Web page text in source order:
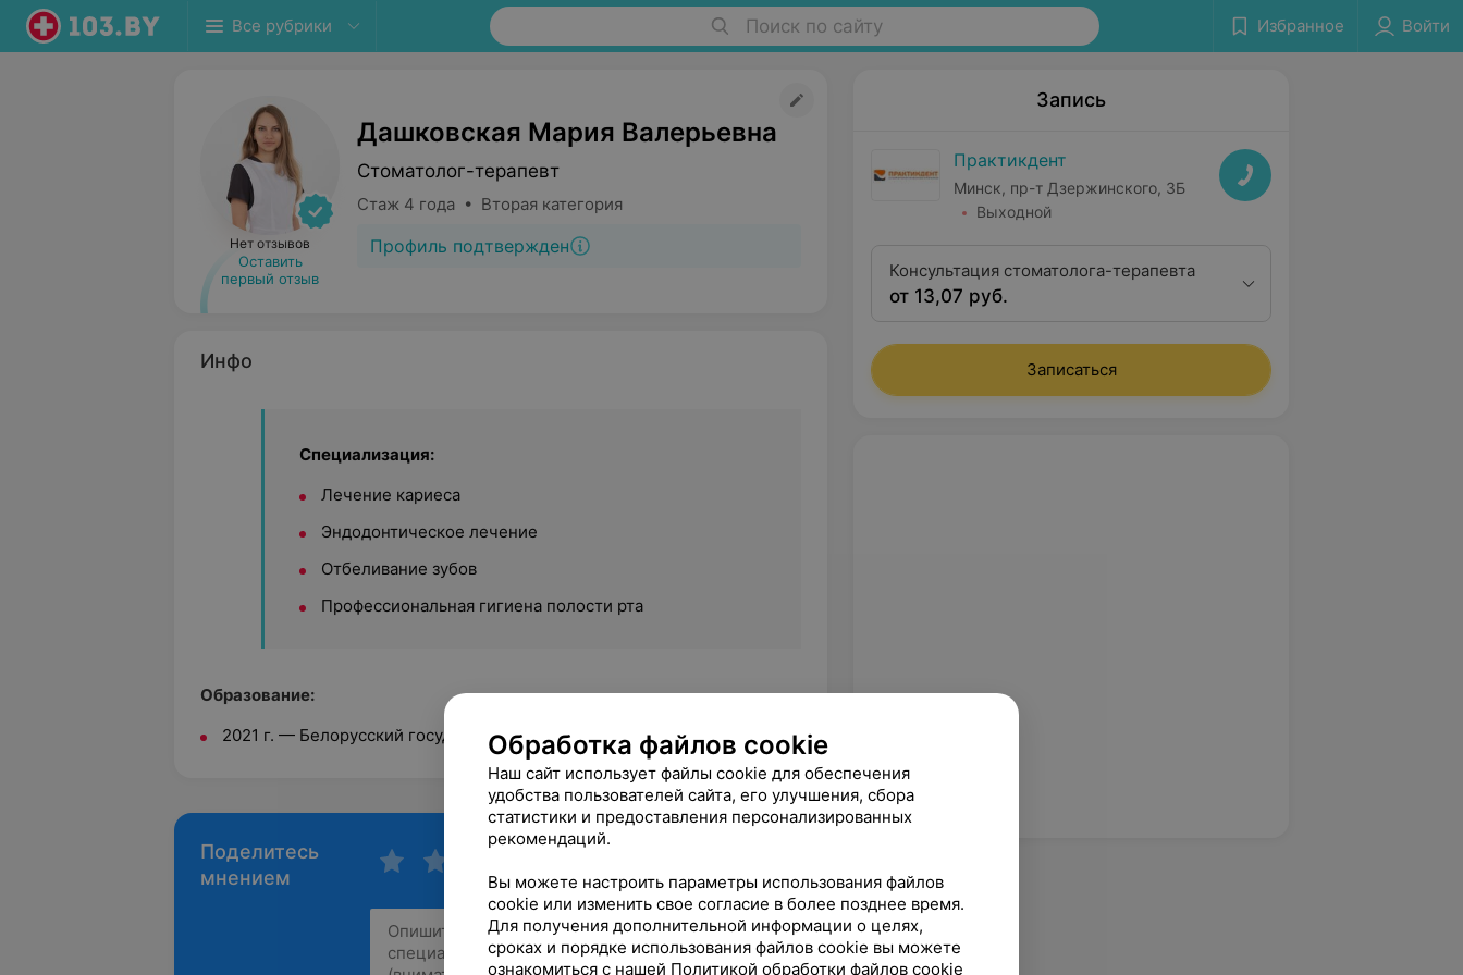
Все рубрики Поиск по сайту Избранное Войти
Нет отзывов
Оставить
первый отзыв
Дашковская Мария Валерьевна
Стоматолог-терапевт
Стаж 4 года • Вторая категория
Профиль подтвержден
Инфо
Специализация:
Лечение кариеса
Эндодонтическое лечение
Отбеливание зубов
Профессиональная гигиена полости рта
Образование:
2021 г. — Белорусский государственный медицинский университет
Поделитесь
мнением
Запись
Практикдент
Минск, пр-т Дзержинского, 3Б
Выходной
Консультация стоматолога-терапевта
от 13,07 руб.
Записаться
Обработка файлов cookie
Наш сайт использует файлы cookie для обеспечения
удобства пользователей сайта, его улучшения, сбора
статистики и предоставления персонализированных
рекомендаций.
Вы можете настроить параметры использования файлов
cookie или изменить свое согласие в более позднее время.
Для получения дополнительной информации о целях,
сроках и порядке использования файлов cookie вы можете
ознакомиться с нашей Политикой обработки файлов cookie